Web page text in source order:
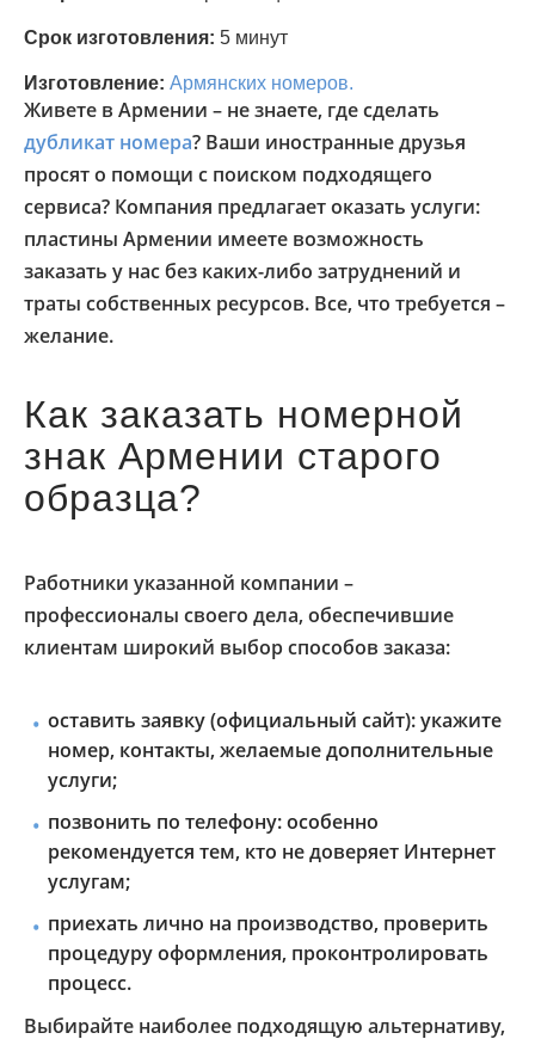
Срок изготовления: 5 минут
Изготовление: Армянских номеров.
Живете в Армении – не знаете, где сделать
дубликат номера? Ваши иностранные друзья
просят о помощи с поиском подходящего
сервиса? Компания предлагает оказать услуги:
пластины Армении имеете возможность
заказать у нас без каких-либо затруднений и
траты собственных ресурсов. Все, что требуется –
желание.
Как заказать номерной
знак Армении старого
образца?
Работники указанной компании –
профессионалы своего дела, обеспечившие
клиентам широкий выбор способов заказа:
оставить заявку (официальный сайт): укажите
номер, контакты, желаемые дополнительные
услуги;
позвонить по телефону: особенно
рекомендуется тем, кто не доверяет Интернет
услугам;
приехать лично на производство, проверить
процедуру оформления, проконтролировать
процесс.
Выбирайте наиболее подходящую альтернативу,